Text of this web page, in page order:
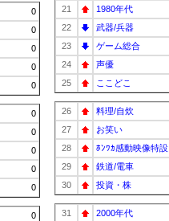
0
0
0
0
0
0
0
0
0
0
0
21 1980年代
22
武器/兵器
23
ゲーム総合
24
声優
25
ここどこ
26 料理/自炊
27
お笑い
28
ﾎﾝﾜｶ感動映像特設
29
鉄道/電車
30
投資・株
31 2000年代